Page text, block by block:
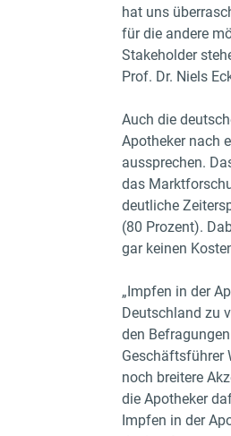
hat uns
für die andere
Stakeholder
Prof. Dr. Niels
Auch die
Apotheker nach
aussprechen.
das
deutliche
(80 Prozent).
gar keinen
„Impfen in der
Deutschland zu
den
Geschäftsführer
noch breitere
die Apotheker
Impfen in der